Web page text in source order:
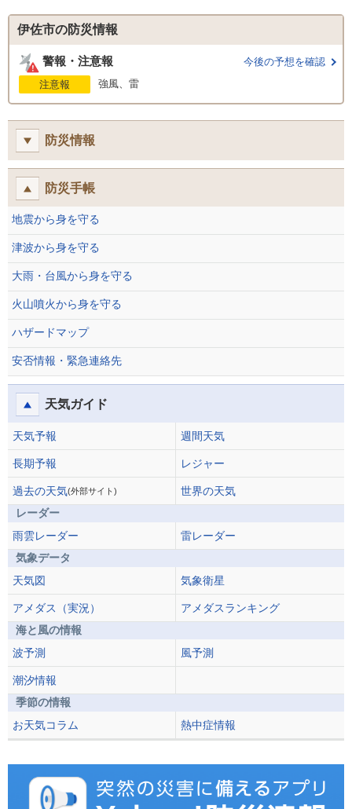
伊佐市の防災情報
警報・注意報
今後の予想を確認
注意報
強風、雷
防災情報
防災手帳
地震から身を守る
津波から身を守る
大雨・台風から身を守る
火山噴火から身を守る
ハザードマップ
安否情報・緊急連絡先
天気ガイド
天気予報 週間天気
長期予報 レジャー
過去の天気(外部サイト)
世界の天気
レーダー
雨雲レーダー
雷レーダー
気象データ
天気図
気象衛星
アメダス（実況）
アメダスランキング
海と風の情報
波予測
風予測
潮汐情報
季節の情報
お天気コラム
熱中症情報